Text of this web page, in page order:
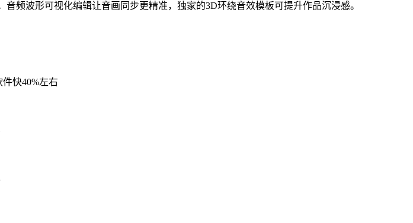
频波形可视化编辑让音画同步更精准，独家的3D环绕音效模板可提升作品沉浸感。
快40%左右